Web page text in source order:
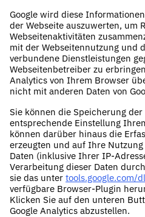
Google wird diese
der Webseite auszuwerten, um
Webseitenaktivitäten
mit der Webseitennutzung und
verbundene Dienstleistungen
Webseitenbetreiber zu
Analytics von Ihrem Browser
nicht mit anderen Daten von
Sie können die Speicherung
entsprechende Einstellung
können darüber hinaus die
erzeugten und auf Ihre Nutzung
Daten (inklusive Ihrer IP-
Verarbeitung dieser Daten
sie das unter tools.google.com/
verfügbare Browser-Plugin
Klicken Sie auf den unteren
Google Analytics abzustellen.